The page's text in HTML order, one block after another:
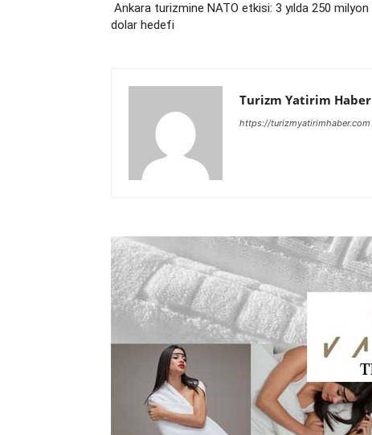
Ankara turizmine NATO etkisi: 3 yılda 250 milyon
dolar hedefi
Turizm Yatirim Haber
https://turizmyatirimhaber.com